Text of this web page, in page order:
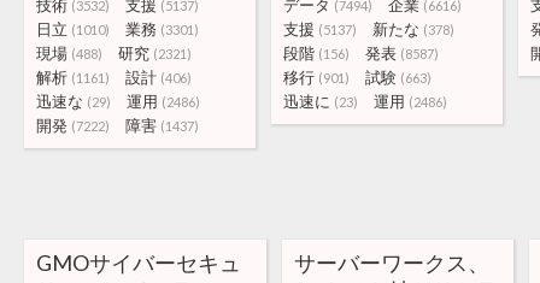
技術 (3532) 支援 (5137)
日立 (1010) 業務 (3301)
現場 (488) 研究 (2321)
解析 (1161) 設計 (406)
迅速な (29) 運用 (2486)
開発 (7222) 障害 (1437)
データ (7494) 企業 (6616)
支援 (5137) 新たな (378)
段階 (156) 発表 (8587)
移行 (901) 試験 (663)
迅速に (23) 運用 (2486)
GMOサイバーセキュ
サーバーワークス、